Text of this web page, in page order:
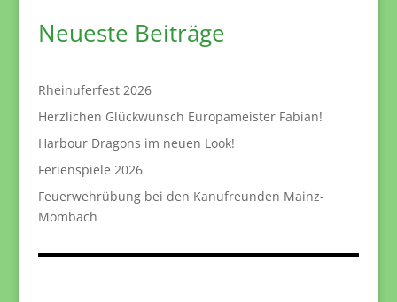
Neueste Beiträge
Rheinuferfest 2026
Herzlichen Glückwunsch Europameister Fabian!
Harbour Dragons im neuen Look!
Ferienspiele 2026
Feuerwehrübung bei den Kanufreunden Mainz-
Mombach